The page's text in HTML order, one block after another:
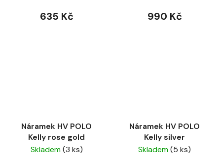
635 Kč 990 Kč
Náramek HV POLO
Kelly rose gold
Skladem(3 ks)
Náramek HV POLO
Kelly silver
Skladem(5 ks)